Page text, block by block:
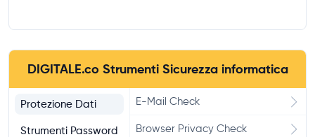
DIGITALE.co Strumenti Sicurezza informatica
Protezione Dati
Strumenti Password
E-Mail Check
Browser Privacy Check